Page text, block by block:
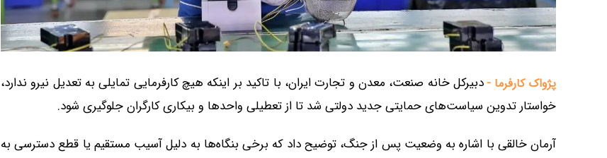
پژواک کارفرما - دبیرکل خانه صنعت، معدن و تجارت ایران، با تاکید بر اینکه هیچ کارفرمایی تمایلی به تعدیل نیرو ندارد،
خواستار تدوین سیاست‌های حمایتی جدید دولتی شد تا از تعطیلی واحدها و بیکاری کارگران جلوگیری شود.
آرمان خالقی با اشاره به وضعیت پس از جنگ، توضیح داد که برخی بنگاه‌ها به دلیل آسیب مستقیم یا قطع دسترسی به